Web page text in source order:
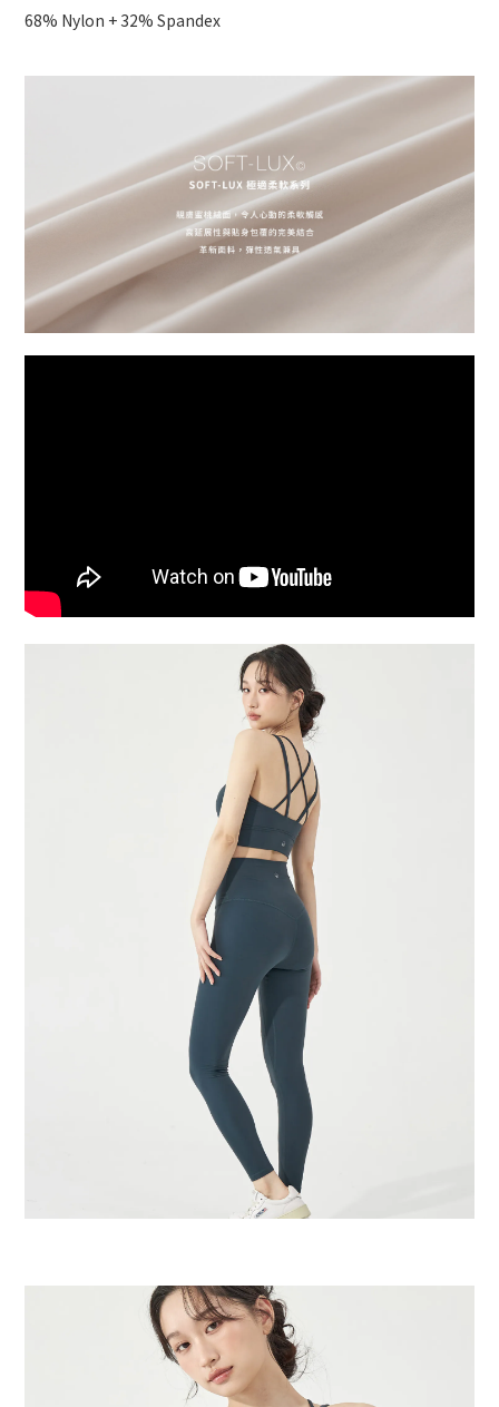
68% Nylon + 32% Spandex